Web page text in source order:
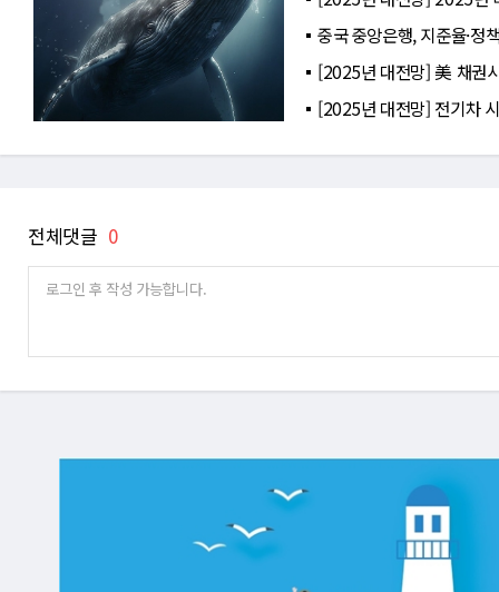
중국 중앙은행, 지준율·
[2025년 대전망] 美 채권
[2025년 대전망] 전기차
전체댓글 0